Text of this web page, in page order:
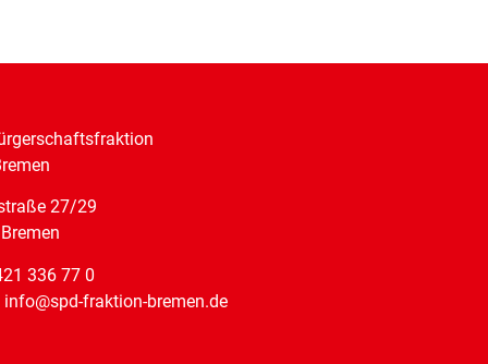
27/29
336 77 0
info@spd-fraktion-bremen.de